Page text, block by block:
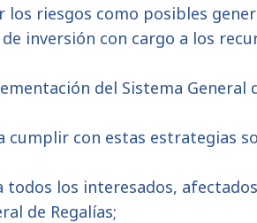
riesgos como posibles
inversión con cargo a los
del Sistema General
cumplir con estas estrategias
todos los interesados,
de Regalías;